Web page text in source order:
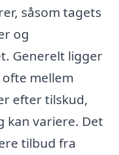
såsom tagets
og
Generelt ligger
mellem
efter tilskud,
kan variere. Det
tilbud fra